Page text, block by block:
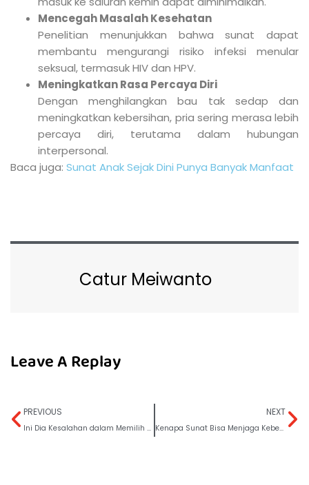
Mencegah Masalah Kesehatan
Penelitian menunjukkan bahwa sunat dapat
membantu mengurangi risiko infeksi menular
seksual, termasuk HIV dan HPV.
Meningkatkan Rasa Percaya Diri
Dengan menghilangkan bau tak sedap dan
meningkatkan kebersihan, pria sering merasa lebih
percaya diri, terutama dalam hubungan
interpersonal.
Baca juga: Sunat Anak Sejak Dini Punya Banyak Manfaat
Catur Meiwanto
Leave A Replay
PREVIOUS
Ini Dia Kesalahan dalam Memilih Pakaian Dalam!
NEXT
Kenapa Sunat Bisa Menjaga Kebersihan Anda di Toilet Umum?